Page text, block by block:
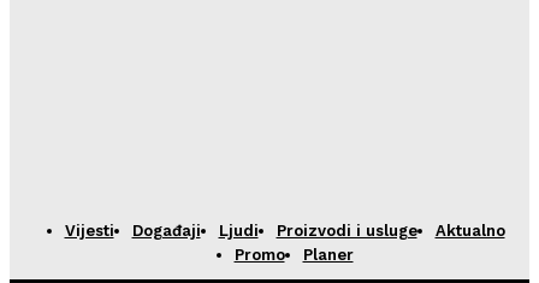
Vijesti Događaji Ljudi Proizvodi i usluge
Aktualno
Promo
Planer